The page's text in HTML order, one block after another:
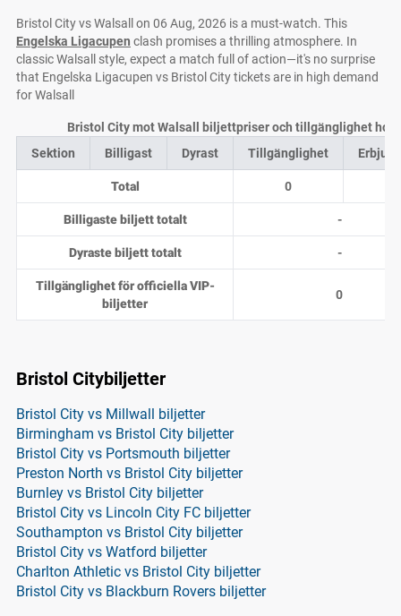
Bristol City vs Walsall on 06 Aug, 2026 is a must-watch. This
Engelska Ligacupen clash promises a thrilling atmosphere. In
classic Walsall style, expect a match full of action—it's no surprise
that Engelska Ligacupen vs Bristol City tickets are in high demand
for Walsall
Sektion Billigast Dyrast Tillgänglighet
Total 0
Billigaste biljett totalt -
Dyraste biljett totalt -
Tillgänglighet för officiella VIP-
biljetter
0
Bristol City mot Walsall biljettpriser och tillgänglighet hos
Bristol Citybiljetter
Bristol City vs Millwall biljetter
Birmingham vs Bristol City biljetter
Bristol City vs Portsmouth biljetter
Preston North vs Bristol City biljetter
Burnley vs Bristol City biljetter
Bristol City vs Lincoln City FC biljetter
Southampton vs Bristol City biljetter
Bristol City vs Watford biljetter
Charlton Athletic vs Bristol City biljetter
Bristol City vs Blackburn Rovers biljetter